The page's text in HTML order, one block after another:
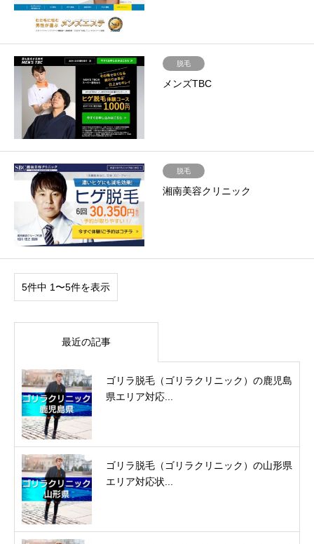
脱毛
メンズTBC
脱毛
湘南美容クリニック
5件中 1〜5件を表示
最近の記事
ゴリラ脱毛（ゴリラクリニック）の鹿児島
県エリア対応...
ゴリラ脱毛（ゴリラクリニック）の山形県
エリア対応状...